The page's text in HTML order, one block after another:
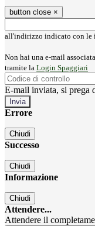
button close ×
all'indirizzo indicato con le
Non hai una e-mail
tramite la Login Spaggiari
E-mail inviata, si prega
Errore
Chiudi
Successo
Chiudi
Informazione
Chiudi
Attendere...
Attendere il